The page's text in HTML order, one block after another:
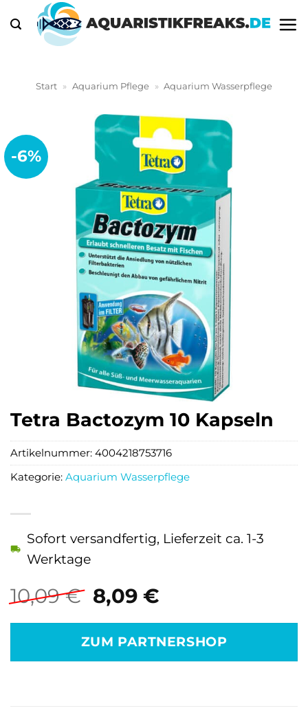
Inhalt
springen
Start » Aquarium Pflege » Aquarium Wasserpflege
-6%
Tetra Bactozym 10 Kapseln
10,09€ Ursprünglicher
Preis
war:
10,09 €
8,09 €Aktueller
ist:
8,09 €.
Sofort versandfertig, Lieferzeit ca. 1-3
Werktage
ZUM PARTNERSHOP
Artikelnummer: 4004218753716
Kategorie: Aquarium Wasserpflege